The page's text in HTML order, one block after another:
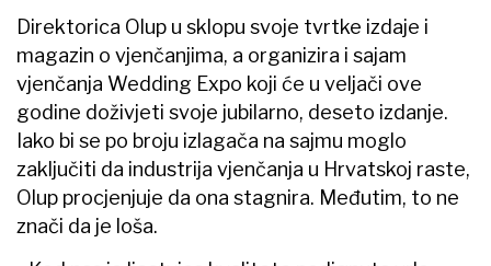
Direktorica Olup u sklopu svoje tvrtke izdaje i
magazin o vjenčanjima, a organizira i sajam
vjenčanja Wedding Expo koji će u veljači ove
godine doživjeti svoje jubilarno, deseto izdanje.
Iako bi se po broju izlagača na sajmu moglo
zaključiti da industrija vjenčanja u Hrvatskoj raste,
Olup procjenjuje da ona stagnira. Međutim, to ne
znači da je loša.